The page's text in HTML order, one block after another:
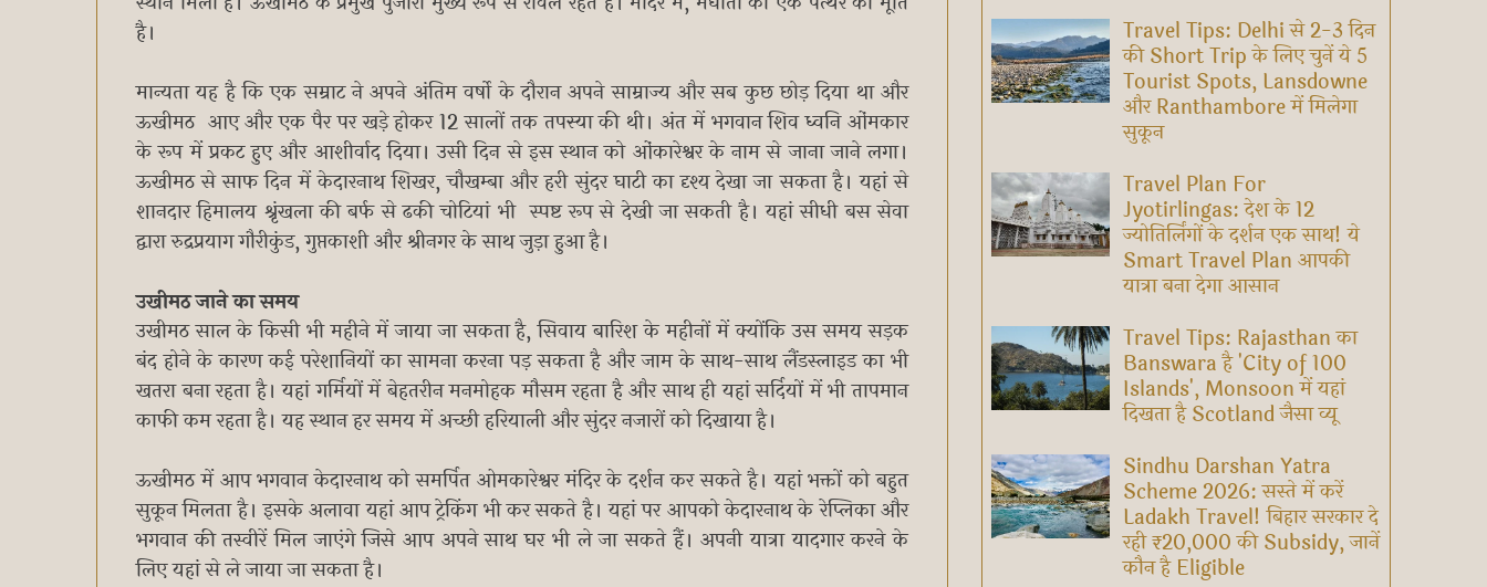
है।
मान्यता यह है कि एक सम्राट ने अपने अंतिम वर्षो के दौरान अपने साम्राज्य और सब कुछ छोड़ दिया था और
ऊखीमठ आए और एक पैर पर खड़े होकर 12 सालों तक तपस्या की थी। अंत में भगवान शिव ध्वनि ओंमकार
के रूप में प्रकट हुए और आशीर्वाद दिया। उसी दिन से इस स्थान को ओंकारेश्वर के नाम से जाना जाने लगा।
ऊखीमठ से साफ दिन में केदारनाथ शिखर, चौखम्बा और हरी सुंदर घाटी का दृश्य देखा जा सकता है। यहां से
शानदार हिमालय श्रृंखला की बर्फ से ढकी चोटियां भी स्पष्ट रूप से देखी जा सकती है। यहां सीधी बस सेवा
द्वारा रुद्रप्रयाग गौरीकुंड, गुप्तकाशी और श्रीनगर के साथ जुड़ा हुआ है।
उखीमठ जाने का समय
उखीमठ साल के किसी भी महीने में जाया जा सकता है, सिवाय बारिश के महीनों में क्योंकि उस समय सड़क
बंद होने के कारण कई परेशानियों का सामना करना पड़ सकता है और जाम के साथ-साथ लैंडस्लाइड का भी
खतरा बना रहता है। यहां गर्मियों में बेहतरीन मनमोहक मौसम रहता है और साथ ही यहां सर्दियों में भी तापमान
काफी कम रहता है। यह स्थान हर समय में अच्छी हरियाली और सुंदर नजारों को दिखाया है।
ऊखीमठ में आप भगवान केदारनाथ को समर्पित ओमकारेश्वर मंदिर के दर्शन कर सकते है। यहां भक्तों को बहुत
सुकून मिलता है। इसके अलावा यहां आप ट्रेकिंग भी कर सकते है। यहां पर आपको केदारनाथ के रेप्लिका और
भगवान की तस्वीरें मिल जाएंगे जिसे आप अपने साथ घर भी ले जा सकते हैं। अपनी यात्रा यादगार करने के
लिए यहां से ले जाया जा सकता है।
Travel Tips: Delhi से 2-3 दिन
की Short Trip के लिए चुनें ये 5
Tourist Spots, Lansdowne
और Ranthambore में मिलेगा
सुकून
Travel Plan For
Jyotirlingas: देश के 12
ज्योतिर्लिंगों के दर्शन एक साथ! ये
Smart Travel Plan आपकी
यात्रा बना देगा आसान
Travel Tips: Rajasthan का
Banswara है 'City of 100
Islands', Monsoon में यहां
दिखता है Scotland जैसा व्यू
Sindhu Darshan Yatra
Scheme 2026: सस्ते में करें
Ladakh Travel! बिहार सरकार दे
रही ₹20,000 की Subsidy, जानें
कौन है Eligible